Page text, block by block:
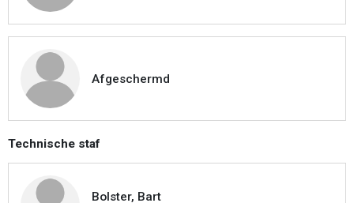
Afgeschermd
Technische staf
Bolster, Bart